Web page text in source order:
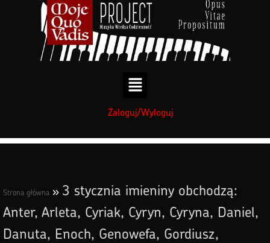
Zaloguj/Wyloguj
Strona główna » 3 stycznia imieniny obchodzą:
Anter, Arleta, Cyriak, Cyryn, Cyryna, Daniel,
Danuta, Enoch, Genowefa, Gordiusz,